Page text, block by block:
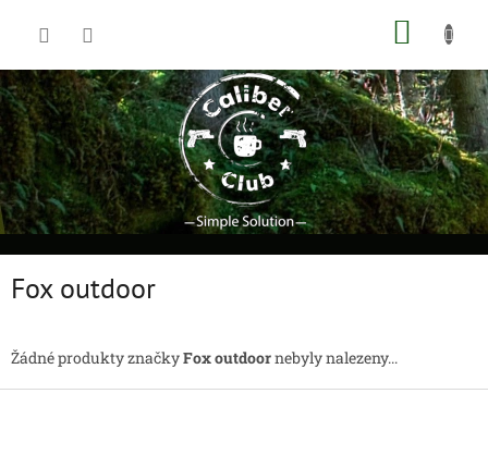
Fox outdoor
Žádné produkty značkyFox outdoornebyly nalezeny...